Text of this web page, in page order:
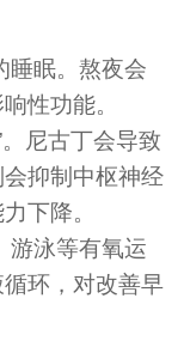
睡眠。熬夜会
性功能。
尼古丁会导致
抑制中枢神经
下降。
游泳等有氧运
环，对改善早